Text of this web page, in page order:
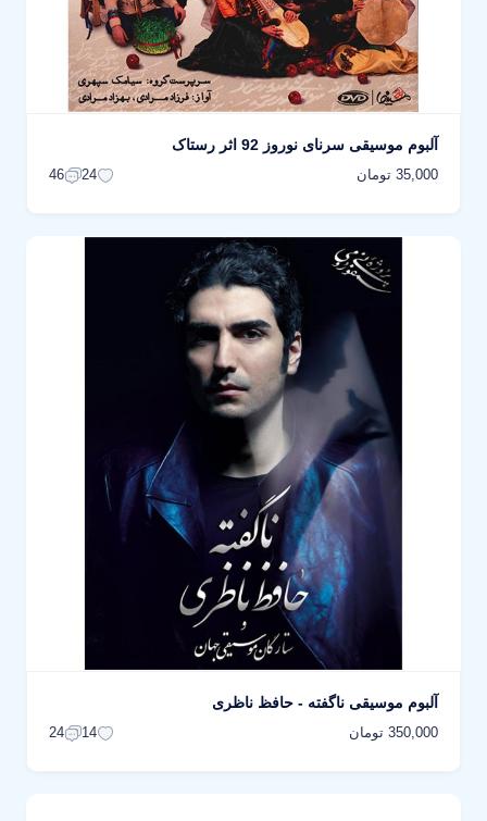
آلبوم موسیقی سرنای نوروز 92 اثر رستاک
35,000 تومان 24
46
آلبوم موسیقی ناگفته - حافظ ناظری
350,000 تومان 14
24